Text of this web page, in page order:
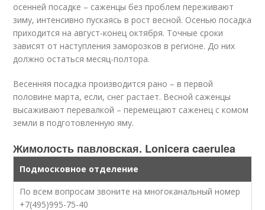
осенней посадке – саженцы без проблем переживают
зиму, интенсивно пускаясь в рост весной. Осенью посадка
приходится на август-конец октября. Точные сроки
зависят от наступления заморозков в регионе. До них
должно остаться месяц-полтора.
Весенняя посадка производится рано – в первой
половине марта, если, снег растает. Весной саженцы
высаживают перевалкой – перемещают саженец с комом
земли в подготовленную яму.
Жимолость павловская. Lonicera caerulea
Подмосковное отделение
По всем вопросам звоните на многоканальный номер
+7(495)995-75-40